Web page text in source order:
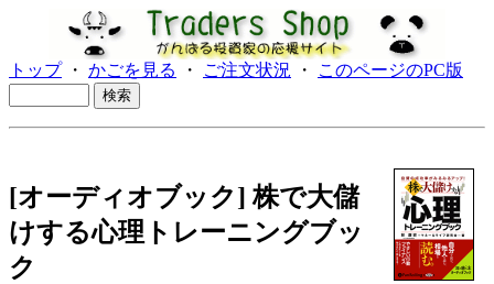
トップ・ かごを見る ・ ご注文状況 ・ このページのPC版
[オーディオブック] 株で大儲
けする心理トレーニングブッ
ク